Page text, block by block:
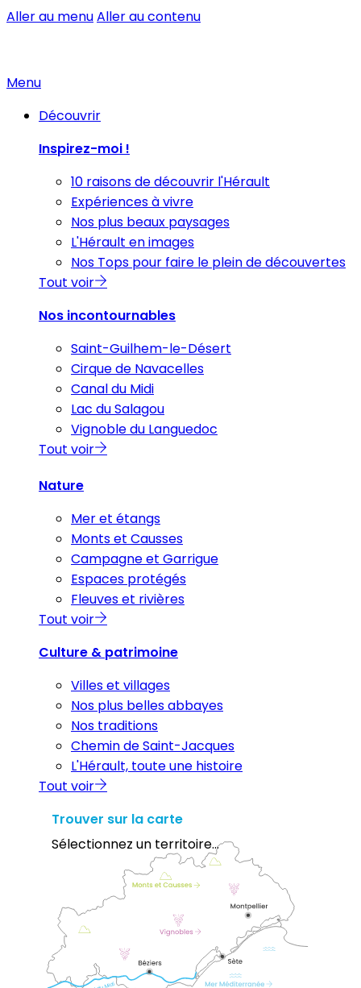
Aller au menuAller au contenu
Menu
Découvrir
Inspirez-moi !
10 raisons de découvrir l'Hérault
Expériences à vivre
Nos plus beaux paysages
L'Hérault en images
Nos Tops pour faire le plein de découvertes
Tout voir
Nos incontournables
Saint-Guilhem-le-Désert
Cirque de Navacelles
Canal du Midi
Lac du Salagou
Vignoble du Languedoc
Tout voir
Nature
Mer et étangs
Monts et Causses
Campagne et Garrigue
Espaces protégés
Fleuves et rivières
Tout voir
Culture & patrimoine
Villes et villages
Nos plus belles abbayes
Nos traditions
Chemin de Saint-Jacques
L'Hérault, toute une histoire
Tout voir
Trouver sur la carte
Sélectionnez un territoire...